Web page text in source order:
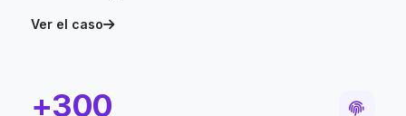
Ver el caso
+300